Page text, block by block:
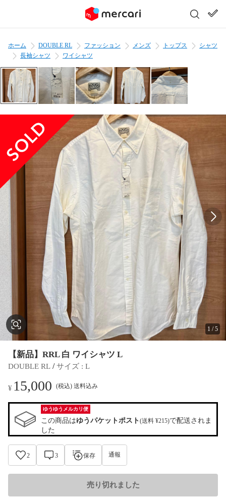
ホーム DOUBLE RL ファッション メンズ トップス
シャツ
長袖シャツ
ワイシャツ
1 /5
【新品】RRL 白 ワイシャツ L
DOUBLE RL / サイズ : L
¥ 15,000 (税込) 送料込み
ゆうゆうメルカリ便
この商品はゆうパケットポスト(送料 ¥215)で配送されま
した
2 3 保存 通報
売り切れました